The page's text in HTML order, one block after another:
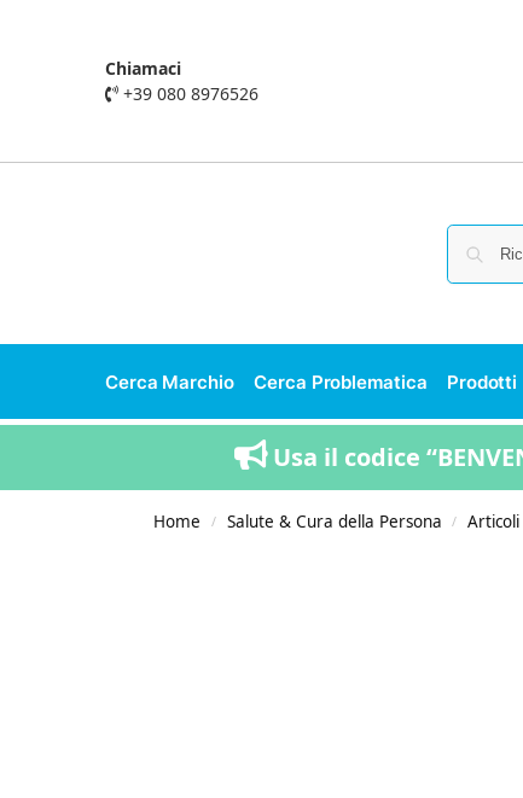
Chiamaci
+39 080 8976526
Cerca Marchio Cerca Problematica Prodotti
Usa il codice
Home / Salute & Cura della Persona /